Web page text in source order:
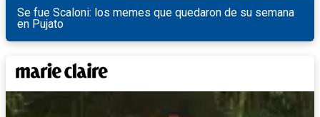
Se fue Scaloni: los memes que quedaron de su semana
en Pujato